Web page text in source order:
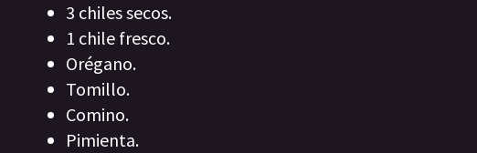
3 chiles secos.
1 chile fresco.
Orégano.
Tomillo.
Comino.
Pimienta.